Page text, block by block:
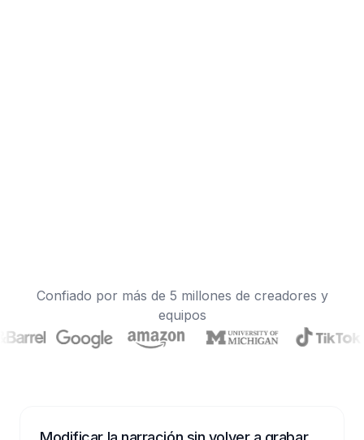
Confiado por más de 5 millones de creadores y
equipos